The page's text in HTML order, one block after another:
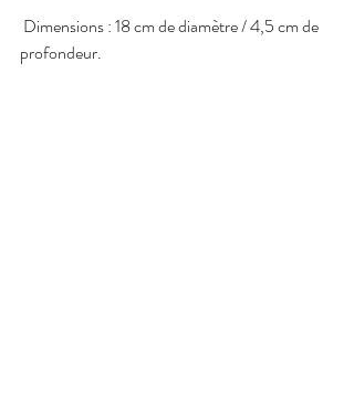
profondeur.